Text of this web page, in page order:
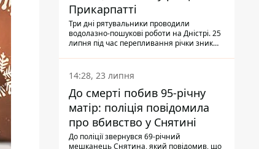
Прикарпатті
Три дні рятувальники проводили
водолазно-пошукові роботи на Дністрі. 25
липня під час перепливання річки зник
виявили тіло.
14:28, 23 липня
До смерті побив 95-річну
матір: поліція повідомила
про вбивство у Снятині
До поліції звернувся 69-річний
мешканець Снятина, який повідомив, що